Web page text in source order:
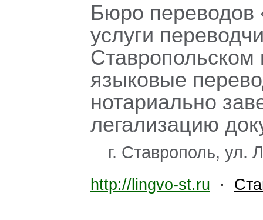
Бюро переводов
услуги
языковые
нотариально
легализацию
г. Ставрополь, ул.
http://lingvo-st.ru ·